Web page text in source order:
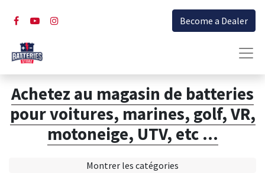
Become a Dealer
Achetez au magasin de batteries
pour voitures, marines, golf, VR,
motoneige, UTV, etc ...
Montrer les catégories